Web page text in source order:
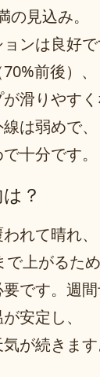
見込み。
ンは良好で
前後）、
滑りやす
は弱めで、
十分です。
？
れて晴れ、
上がるため
です。週間
安定し、
が続きます